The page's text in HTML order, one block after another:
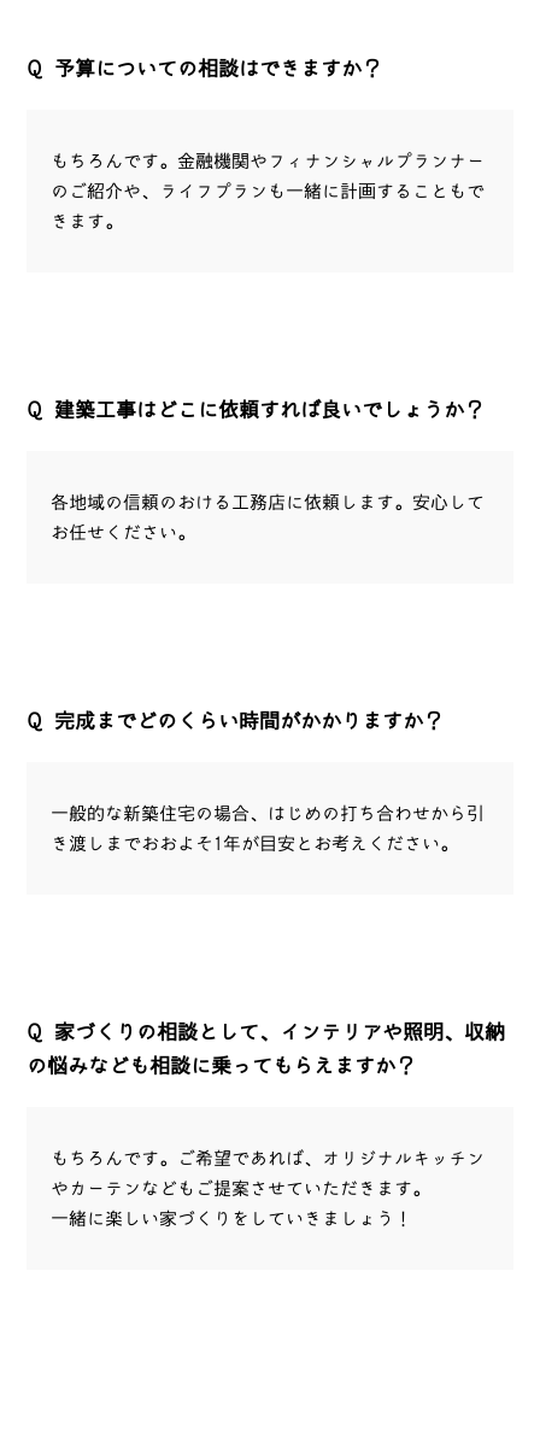
Q 予算についての相談はできますか？
もちろんです。金融機関やフィナンシャルプランナー
のご紹介や、ライフプランも一緒に計画することもで
きます。
Q 建築工事はどこに依頼すれば良いでしょうか？
各地域の信頼のおける工務店に依頼します。安心して
お任せください。
Q 完成までどのくらい時間がかかりますか？
一般的な新築住宅の場合、はじめの打ち合わせから引
き渡しまでおおよそ1年が目安とお考えください。
Q
家づくりの相談として、インテリアや照明、収納
の悩みなども相談に乗ってもらえますか？
もちろんです。ご希望であれば、オリジナルキッチン
やカーテンなどもご提案させていただきます。
一緒に楽しい家づくりをしていきましょう！